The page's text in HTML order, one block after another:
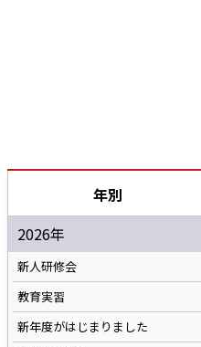
年別
2026年
新人研修会
教育実習
新年度がはじまりました